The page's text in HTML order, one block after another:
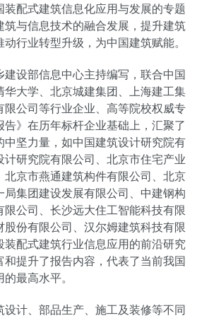
装配式建筑信息化应用与发展的专题
筑与信息技术的融合发展，提升建筑
行业转型升级，为中国建筑赋能。
建设部信息中心主持编写，联合中国
华大学、北京城建集团、上海建工集
限公司等行业企业、高等院校权威专
》在历年标杆企业基础上，汇聚了
中坚力量，如中国建筑设计研究院有
计研究院有限公司、北京市住宅产业
北京市燕通建筑构件有限公司、北京
集团建设发展有限公司、中建钢构
公司、长沙远大住工智能科技有限
份有限公司、汉尔姆建筑科技有限
配式建筑行业信息应用的前沿研究
提升了报告内容，代表了当前我国
最高水平。
设计、部品生产、施工及装修等不同